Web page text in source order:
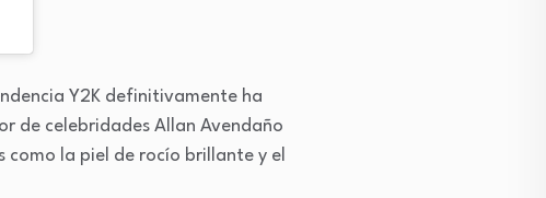
Y2K definitivamente ha
de celebridades Allan Avendaño
la piel de rocío brillante y el